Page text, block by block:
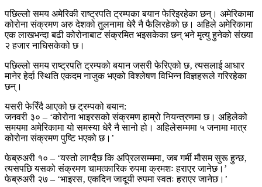
पछिल्लो समय अमेरिकी राष्ट्रपति ट्रम्पका बयान फेरिइरहेका छन्। अमेरिकामा
कोरोना संक्रमण अरु देशको तुलनामा धेरै नै फैलिरहेको छ। अहिले अमेरिकामा
एक लाखभन्दा बढी कोरोनाबाट संक्रमित भइसकेका छन् भने मृत्यु हुनेको संख्या
२ हजार नाघिसकेको छ।
पछिल्लो समय राष्ट्रपति ट्रम्पको बयान जसरी फेरिएको छ‚ त्यसलाई आधार
मानेर हेर्दा स्थिति एकदम नाजुक भएको विश्लेषण विभिन्न विज्ञहरूले गरिरहेका
छन्।
यसरी फेरिँदै आएको छ ट्रम्पको बयान:
जनवरी ३० – ‘कोरोना भाइरसको संक्रमण हाम्रो नियन्त्रणमा छ। अहिलेको
समयमा अमेरिकामा यो समस्या धेरै नै सानो हो। अहिलेसम्ममा ५ जनामा मात्र
कोरोना संक्रमण पुष्टि भएको छ।’
फेब्रुअरी १० – ‘यस्तो लाग्दैछ कि अप्रिलसम्ममा‚ जब गर्मी मौसम सुरू हुन्छ‚
त्यसपछि यसको संक्रमण चामत्कारिक रुपमा क्रमशः हराएर जानेछ।’
फेब्रुअरी २७ – ‘भाइरस‚ एकदिन जादूयी रुपमा स्वतः हराएर जानेछ।’